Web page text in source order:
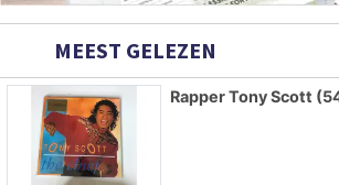
MEEST GELEZEN
Rapper Tony Scott